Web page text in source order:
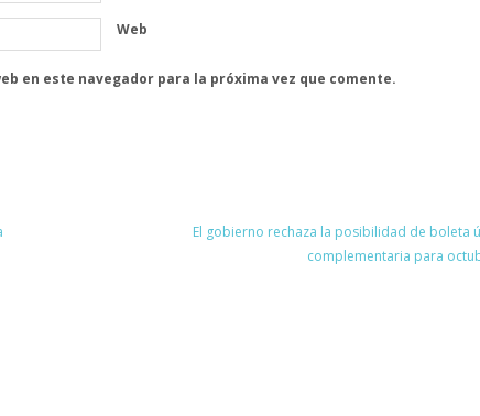
Web
en este navegador para la próxima vez que comente.
El gobierno rechaza la posibilidad de boleta
complementaria para